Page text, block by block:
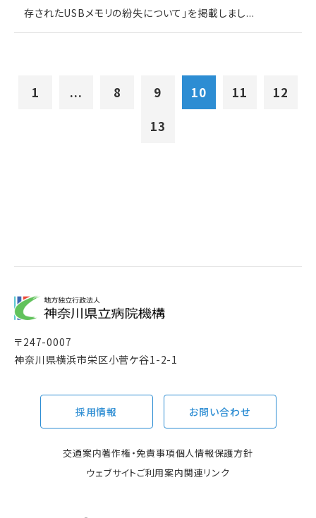
存されたUSBメモリの紛失について」を掲載しまし...
1 ... 8 9 10 11
12
13
〒247-0007
神奈川県横浜市栄区小菅ケ谷1-2-1
採用情報 お問い合わせ
交通案内著作権・免責事項個人情報保護方針
ウェブサイトご利用案内関連リンク